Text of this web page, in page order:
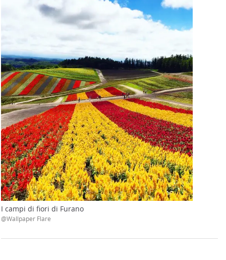
I campi di fiori di Furano
@Wallpaper Flare